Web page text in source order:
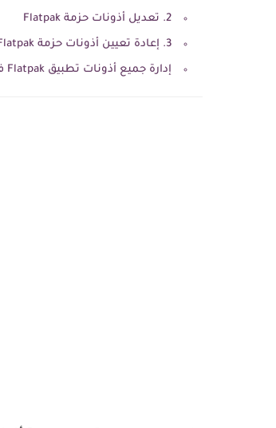
2. تعديل أذونات حزمة Flatpak
3. إعادة تعيين أذونات حزمة Flatpak إلى الافتراضي
إدارة جميع أذونات تطبيق Flatpak في مكان واحد